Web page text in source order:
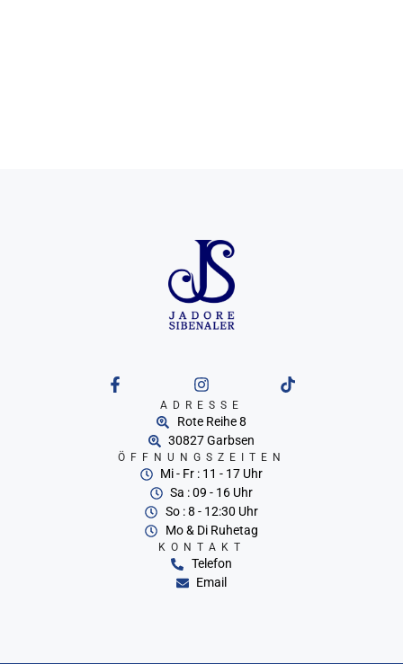
ADRESSE
Rote Reihe 8
30827 Garbsen
ÖFFNUNGSZEITEN
Mi - Fr : 11 - 17 Uhr
Sa : 09 - 16 Uhr
So : 8 - 12:30 Uhr
Mo & Di Ruhetag
KONTAKT
Telefon
Email